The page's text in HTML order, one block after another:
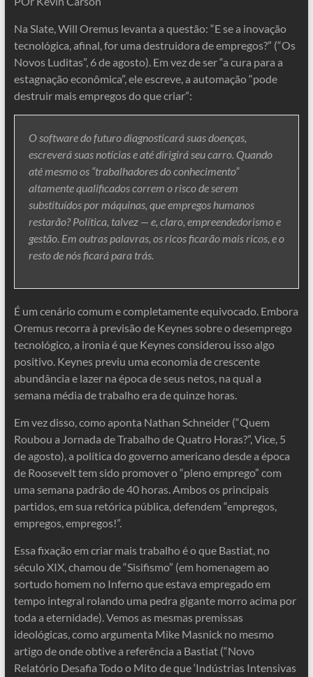
Na Slate, Will Oremus levanta a questão: “E se a inovação
tecnológica, afinal, for uma destruidora de empregos?” (“Os
Novos Luditas”, 6 de agosto). Em vez de ser “a cura para a
estagnação econômica”, ele escreve, a automação “pode
destruir mais empregos do que criar”:
O software do futuro diagnosticará suas doenças,
escreverá suas notícias e até dirigirá seu carro. Quando
até mesmo os “trabalhadores do conhecimento”
altamente qualificados correm o risco de serem
substituídos por máquinas, que empregos humanos
restarão? Política, talvez — e, claro, empreendedorismo e
gestão. Em outras palavras, os ricos ficarão mais ricos, e o
resto de nós ficará para trás.
É um cenário comum e completamente equivocado. Embora
Oremus recorra à previsão de Keynes sobre o desemprego
tecnológico, a ironia é que Keynes considerou isso algo
positivo. Keynes previu uma economia de crescente
abundância e lazer na época de seus netos, na qual a
semana média de trabalho era de quinze horas.
Em vez disso, como aponta Nathan Schneider (“Quem
Roubou a Jornada de Trabalho de Quatro Horas?”, Vice, 5
de agosto), a política do governo americano desde a época
de Roosevelt tem sido promover o “pleno emprego” com
uma semana padrão de 40 horas. Ambos os principais
partidos, em sua retórica pública, defendem “empregos,
empregos, empregos!”.
Essa fixação em criar mais trabalho é o que Bastiat, no
século XIX, chamou de “Sisifismo” (em homenagem ao
sortudo homem no Inferno que estava empregado em
tempo integral rolando uma pedra gigante morro acima por
toda a eternidade). Vemos as mesmas premissas
ideológicas, como argumenta Mike Masnick no mesmo
artigo de onde obtive a referência a Bastiat (“Novo
Relatório Desafia Todo o Mito de que ‘Indústrias Intensivas